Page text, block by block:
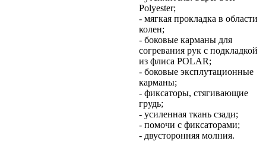
Polyester;
- мягкая прокладка в области
колен;
- боковые карманы для
согревания рук с подкладкой
из флиса POLAR;
- боковые эксплутационные
карманы;
- фиксаторы, стягивающие
грудь;
- усиленная ткань сзади;
- помочи с фиксаторами;
- двусторонняя молния.